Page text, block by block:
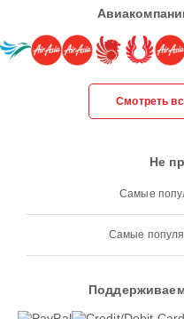
Смотреть
Не
Самые
Самые